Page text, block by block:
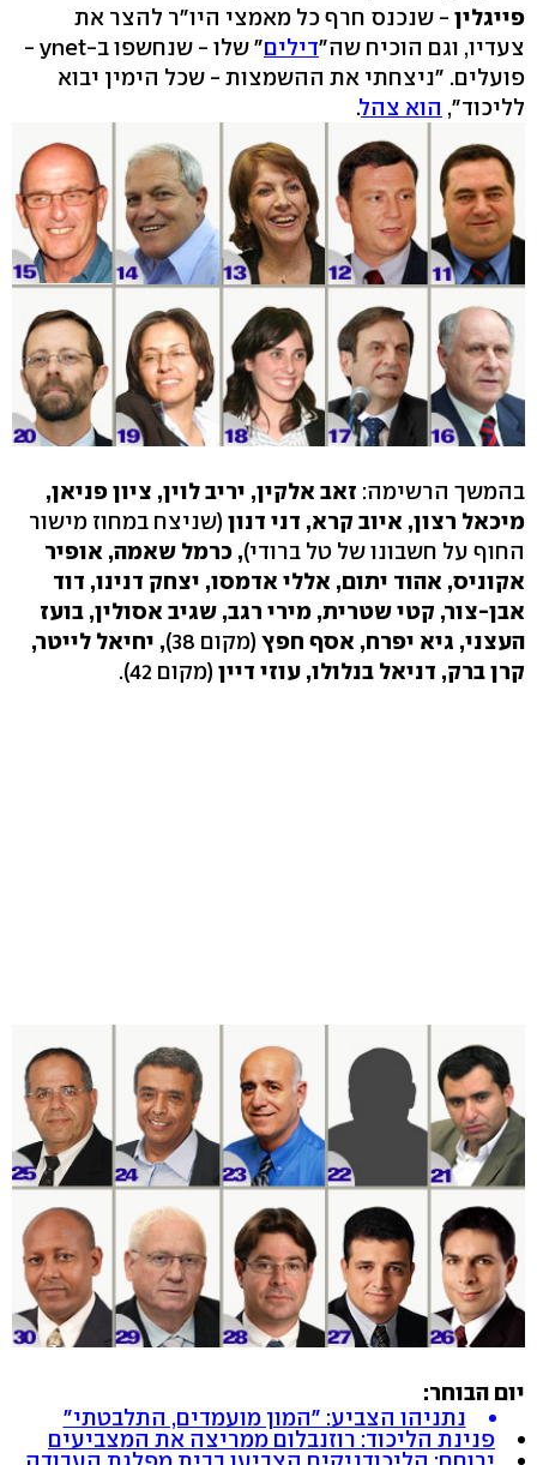
פייגלין - שנכנס חרף כל מאמצי היו"ר להצר את
צעדיו, וגם הוכיח שה"דילים
" שלו - שנחשפו ב-ynet -
פועלים. "ניצחתי את ההשמצות - שכל הימין יבוא
לליכוד", הוא צהל.
בהמשך הרשימה: זאב אלקין, יריב לוין, ציון פניאן,
מיכאל רצון, איוב קרא, דני דנון (שניצח במחוז מישור
החוף על חשבונו של טל ברודי), כרמל שאמה, אופיר
אקוניס, אהוד יתום, אללי אדמסו, יצחק דנינו, דוד
אבן-צור, קטי שטרית, מירי רגב, שגיב אסולין, בועז
העצני, גיא יפרח, אסף חפץ (מקום 38)
, יחיאל לייטר,
קרן ברק, דניאל בנלולו, עוזי דיין (מקום 42).
יום הבוחר:
נתניהו הצביע: "המון מועמדים, התלבטתי"
פנינת הליכוד: רוזנבלום ממריצה את המצביעים